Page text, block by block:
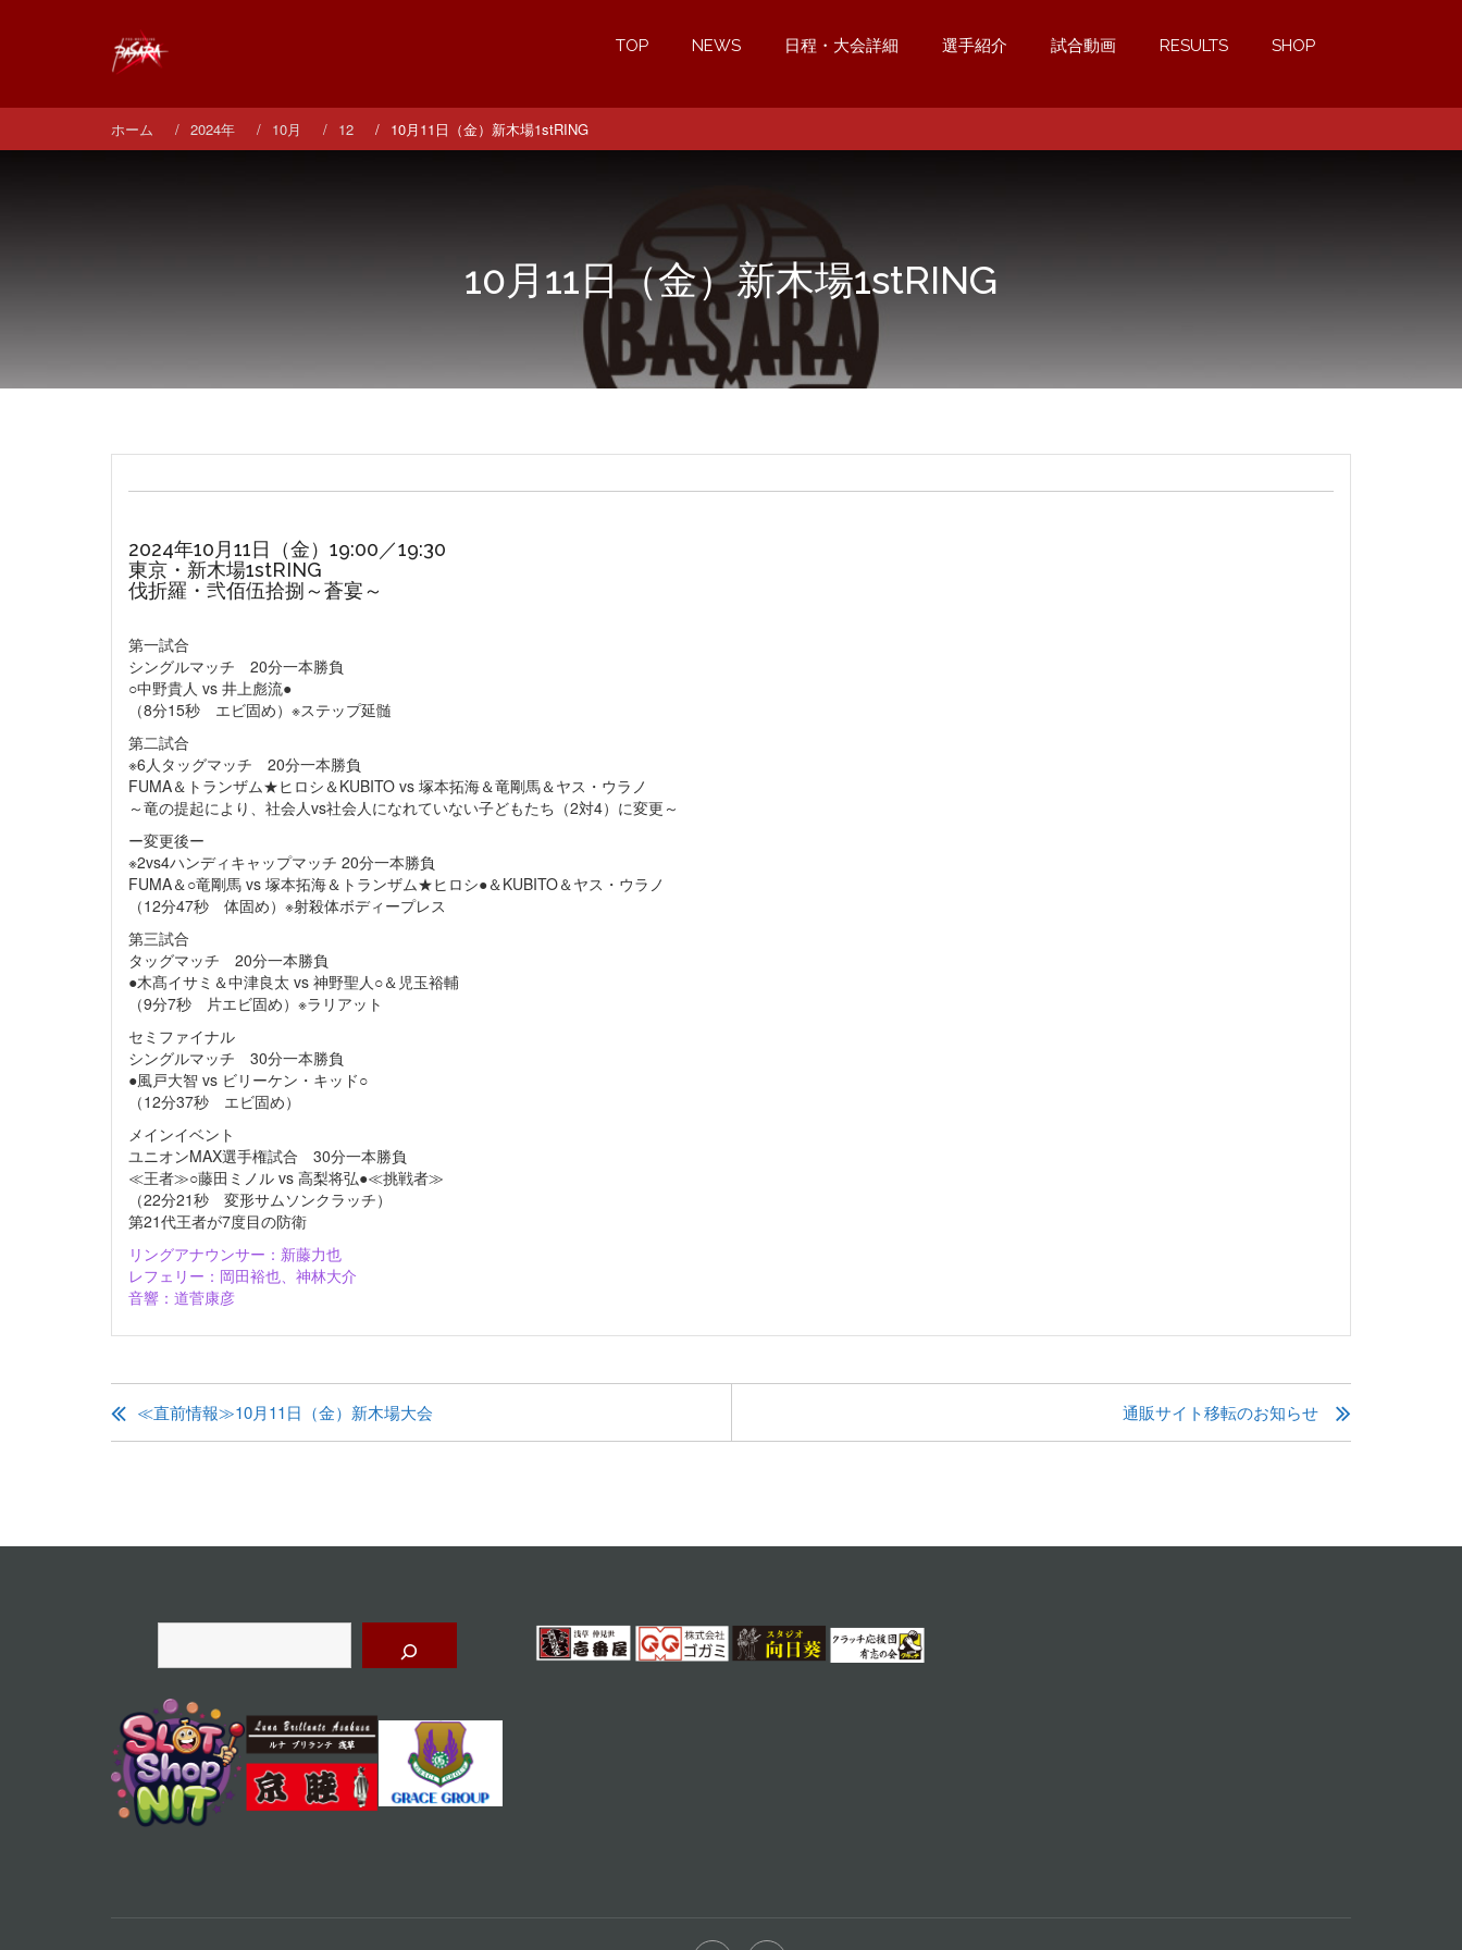
TOP NEWS 日程・大会詳細 選手紹介 試合動画 RESULTS SHOP
ホーム 2024年 10月 12 10月11日（金）新木場1stRING
10月11日（金）新木場1stRING
2024年10月11日（金）19:00／19:30
東京・新木場1stRING
伐折羅・弐佰伍拾捌～蒼宴～
第一試合
シングルマッチ 20分一本勝負
○中野貴人 vs 井上彪流●
（8分15秒 エビ固め）※ステップ延髄
第二試合
※6人タッグマッチ 20分一本勝負
FUMA＆トランザム★ヒロシ＆KUBITO vs 塚本拓海＆竜剛馬＆ヤス・ウラノ
～竜の提起により、社会人vs社会人になれていない子どもたち（2対4）に変更～
ー変更後ー
※2vs4ハンディキャップマッチ 20分一本勝負
FUMA＆○竜剛馬 vs 塚本拓海＆トランザム★ヒロシ●＆KUBITO＆ヤス・ウラノ
（12分47秒 体固め）※射殺体ボディープレス
第三試合
タッグマッチ 20分一本勝負
●木髙イサミ＆中津良太 vs 神野聖人○＆児玉裕輔
（9分7秒 片エビ固め）※ラリアット
セミファイナル
シングルマッチ 30分一本勝負
●風戸大智 vs ビリーケン・キッド○
（12分37秒 エビ固め）
メインイベント
ユニオンMAX選手権試合 30分一本勝負
≪王者≫○藤田ミノル vs 高梨将弘●≪挑戦者≫
（22分21秒 変形サムソンクラッチ）
第21代王者が7度目の防衛
リングアナウンサー：新藤力也
レフェリー：岡田裕也、神林大介
音響：道菅康彦
投
稿
ナ
≪直前情報≫10月11日（金）新木場大会 通販サイト移転のお知らせ